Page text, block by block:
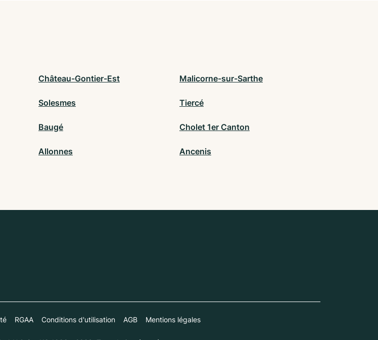
Château-Gontier-Est Malicorne-sur-Sarthe
Solesmes Tiercé
Baugé Cholet 1er Canton
Allonnes Ancenis
RGAA Conditions d'utilisation AGB Mentions légales